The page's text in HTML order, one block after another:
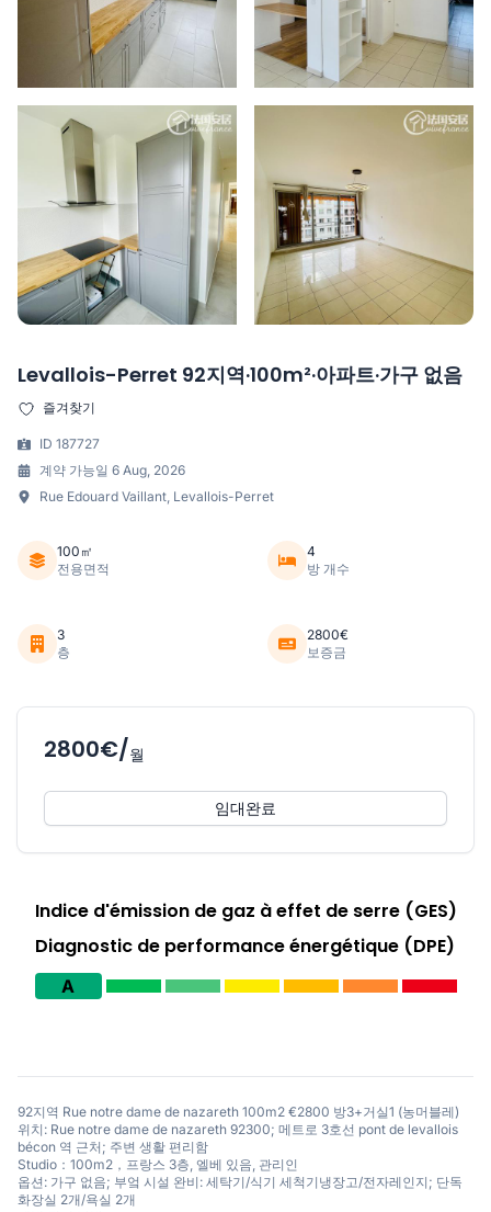
Levallois-Perret 92지역·100m²·아파트·가구 없음
즐겨찾기
ID 187727
계약 가능일 6 Aug, 2026
Rue Edouard Vaillant, Levallois-Perret
100㎡
전용면적
4
방 개수
3
층
2800€
보증금
2800€/월
임대완료
Indice d'émission de gaz à effet de serre (GES)
Diagnostic de performance énergétique (DPE)
A
92지역 Rue notre dame de nazareth 100m2 €2800 방3+거실1 (농머블레)
위치: Rue notre dame de nazareth 92300; 메트로 3호선 pont de levallois
bécon 역 근처; 주변 생활 편리함
Studio：100m2，프랑스 3층, 엘베 있음, 관리인
옵션: 가구 없음; 부엌 시설 완비: 세탁기/식기 세척기냉장고/전자레인지; 단독
화장실 2개/욕실 2개